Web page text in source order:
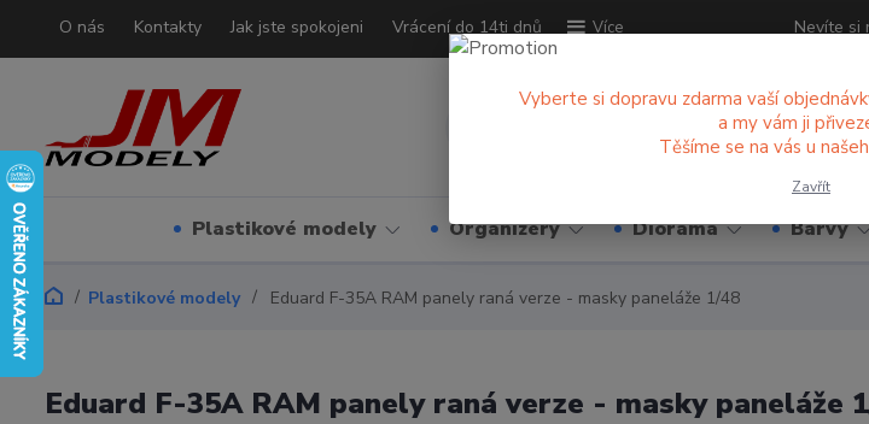
O nás Kontakty Jak jste spokojeni Vrácení do 14ti dnů Více Nevíte si
Plastikové modely Organizéry Diorama Barvy
Plastikové modely Eduard F-35A RAM panely raná verze - masky paneláže 1/48
Eduard F-35A RAM panely raná verze - masky paneláže
Vyberte si dopravu zdarma vaší
a my vám ji
Těšíme se na vás u
Zavřít